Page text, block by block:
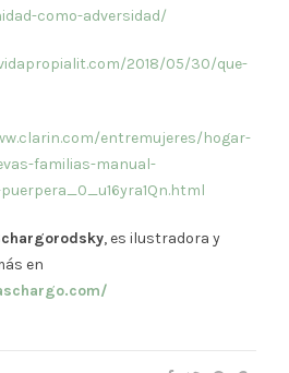
como-adversidad/
2018/05/30/que-
entremujeres/hogar-
familias-manual-
, es ilustradora y
en